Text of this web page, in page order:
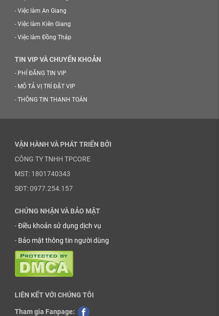
- Việc làm An Giang
- Việc làm Kiên Giang
- Việc làm Đồng Tháp
TIN VIP VÀ CHUYỂN KHOẢN
- PHÍ ĐĂNG TIN VIP
- MÔ TẢ VỊ TRÍ ĐẶT VIP
- THÔNG TIN THANH TOÁN
VẬN HÀNH VÀ PHÁT TRIỂN BỞI
CÔNG TY TNHH TPCORE
MST: 1801740343
SĐT: 0977.254.157
CHỨNG NHẬN VÀ BẢO MẬT
-Điều khoản sử dụng dịch vụ
- Bảo mật thông tin người dùng
LIÊN KẾT VỚI CHÚNG TÔI
Tham gia Fanpage: